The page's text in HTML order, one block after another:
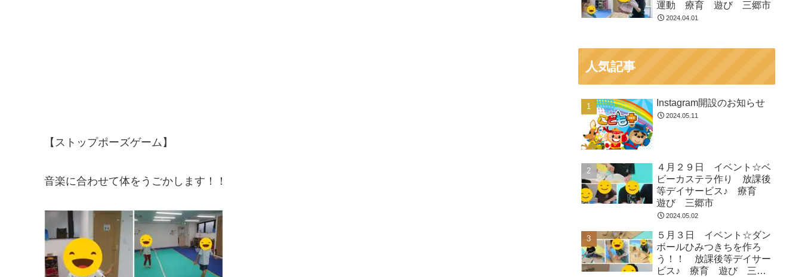
【ストップポーズゲーム】
音楽に合わせて体をうごかします！！
運動 療育 遊び 三郷市
2024.04.01
人気記事
Instagram開設のお知らせ
2024.05.11
４月２９日 イベント☆ベ
ビーカステラ作り 放課後
等デイサービス♪ 療育
遊び 三郷市
2024.05.02
５月３日 イベント☆ダン
ボールひみつきちを作ろ
う！！ 放課後等デイサー
ビス♪ 療育 遊び 三郷